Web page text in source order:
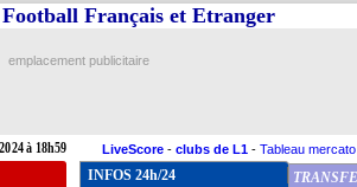
à 18h59
Français et Etranger
emplacement publicitaire
LiveScore - clubs de L1 - Tableau mercato
INFOS 24h/24